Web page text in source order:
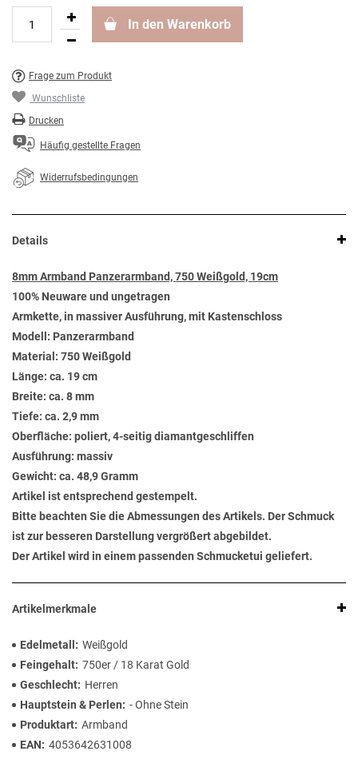
In den Warenkorb
Frage zum Produkt
Wunschliste
Drucken
Häufig gestellte Fragen
Widerrufsbedingungen
Details
8mm Armband Panzerarmband, 750 Weißgold, 19cm
100% Neuware und ungetragen
Armkette, in massiver Ausführung, mit Kastenschloss
Modell: Panzerarmband
Material: 750 Weißgold
Länge: ca. 19 cm
Breite: ca. 8 mm
Tiefe: ca. 2,9 mm
Oberfläche: poliert, 4-seitig diamantgeschliffen
Ausführung: massiv
Gewicht: ca. 48,9 Gramm
Artikel ist entsprechend gestempelt.
Bitte beachten Sie die Abmessungen des Artikels. Der Schmuck
ist zur besseren Darstellung vergrößert abgebildet.
Der Artikel wird in einem passenden Schmucketui geliefert.
Artikelmerkmale
Edelmetall
Weißgold
Feingehalt 750er / 18 Karat Gold
Geschlecht
Herren
Hauptstein & Perlen
- Ohne Stein
Produktart Armband
EAN
4053642631008